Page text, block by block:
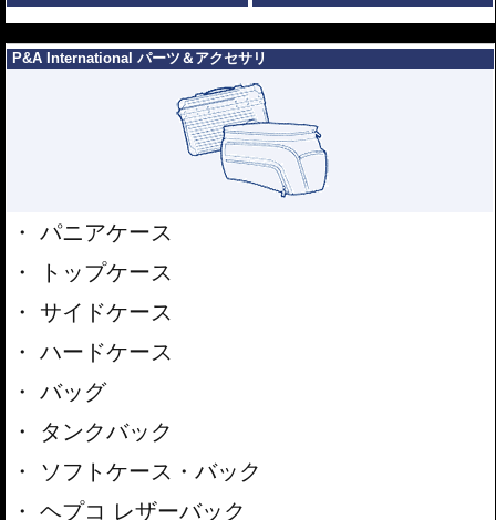
P&A International パーツ＆アクセサリ
パニアケース
トップケース
サイドケース
ハードケース
バッグ
タンクバック
ソフトケース・バック
ヘプコ レザーバック